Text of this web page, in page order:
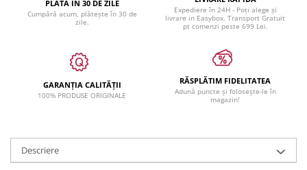
PLATA ÎN 30 DE ZILE
Cumpără acum, plătește în 30 de
zile.
Expediere în 24H - Poți alege și
livrare in Easybox. Transport Gratuit
pt comenzi peste 699 Lei.
GARANȚIA CALITĂȚII
100% PRODUSE ORIGINALE
RĂSPLĂTIM FIDELITATEA
Adună puncte și folosește-le în
magazin!
Descriere